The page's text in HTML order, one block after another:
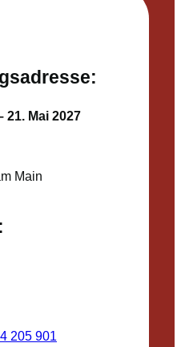
21. Mai 2027
Main
205 901